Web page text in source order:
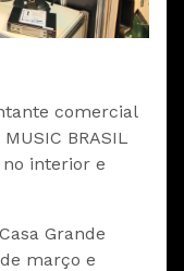
comercial
BRASIL
interior e
Grande
março e